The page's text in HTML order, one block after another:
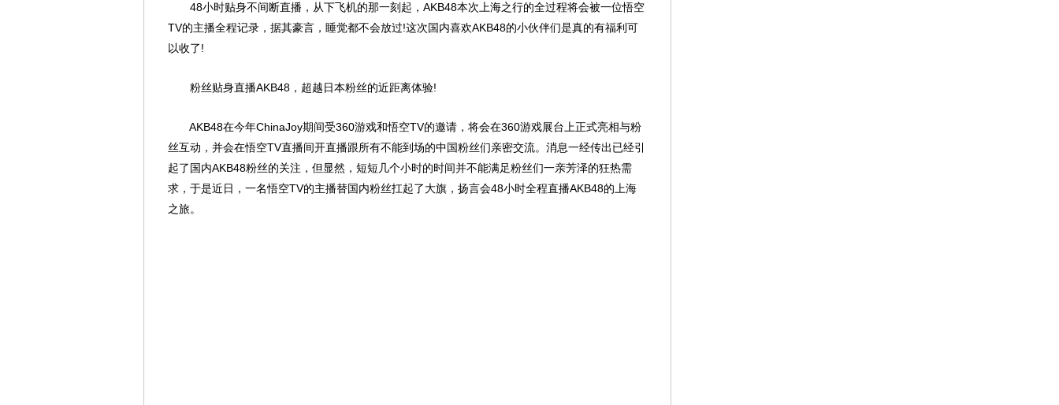
48小时贴身不间断直播，从下飞机的那一刻起，AKB48本次上海之行的全过程将会被一位悟空
TV的主播全程记录，据其豪言，睡觉都不会放过!这次国内喜欢AKB48的小伙伴们是真的有福利可
以收了!
粉丝贴身直播AKB48，超越日本粉丝的近距离体验!
AKB48在今年ChinaJoy期间受360游戏和悟空TV的邀请，将会在360游戏展台上正式亮相与粉
丝互动，并会在悟空TV直播间开直播跟所有不能到场的中国粉丝们亲密交流。消息一经传出已经引
起了国内AKB48粉丝的关注，但显然，短短几个小时的时间并不能满足粉丝们一亲芳泽的狂热需
求，于是近日，一名悟空TV的主播替国内粉丝扛起了大旗，扬言会48小时全程直播AKB48的上海
之旅。